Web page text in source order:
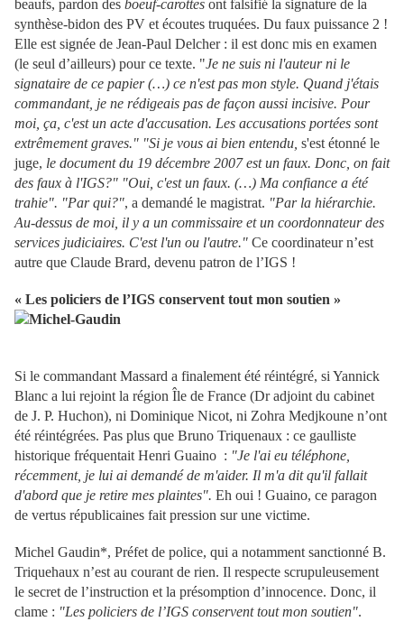
beaufs, pardon des boeuf-carottes ont falsifié la signature de la
synthèse-bidon des PV et écoutes truquées. Du faux puissance 2 !
Elle est signée de Jean-Paul Delcher : il est donc mis en examen
(le seul d’ailleurs) pour ce texte. "Je ne suis ni l'auteur ni le
signataire de ce papier (…) ce n'est pas mon style. Quand j'étais
commandant, je ne rédigeais pas de façon aussi incisive. Pour
moi, ça, c'est un acte d'accusation. Les accusations portées sont
extrêmement graves." "Si je vous ai bien entendu, s'est étonné le
juge, le document du 19 décembre 2007 est un faux. Donc, on fait
des faux à l'IGS?" "Oui, c'est un faux. (…) Ma confiance a été
trahie". "Par qui?", a demandé le magistrat. "Par la hiérarchie.
Au-dessus de moi, il y a un commissaire et un coordonnateur des
services judiciaires. C'est l'un ou l'autre." Ce coordinateur n’est
autre que Claude Brard, devenu patron de l’IGS !
« Les policiers de l’IGS conservent tout mon soutien »
Si le commandant Massard a finalement été réintégré, si Yannick
Blanc a lui rejoint la région Île de France (Dr adjoint du cabinet
de J. P. Huchon), ni Dominique Nicot, ni Zohra Medjkoune n’ont
été réintégrées. Pas plus que Bruno Triquenaux : ce gaulliste
historique fréquentait Henri Guaino : "Je l'ai eu téléphone,
récemment, je lui ai demandé de m'aider. Il m'a dit qu'il fallait
d'abord que je retire mes plaintes". Eh oui ! Guaino, ce paragon
de vertus républicaines fait pression sur une victime.
Michel Gaudin*, Préfet de police, qui a notamment sanctionné B.
Triquehaux n’est au courant de rien. Il respecte scrupuleusement
le secret de l’instruction et la présomption d’innocence. Donc, il
clame : "Les policiers de l’IGS conservent tout mon soutien".